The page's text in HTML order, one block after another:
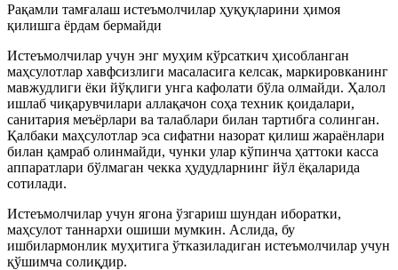
Рақамли тамғалаш истеъмолчилар ҳуқуқларини ҳимоя
қилишга ёрдам бермайди
Истеъмолчилар учун энг муҳим кўрсаткич ҳисобланган
маҳсулотлар хавфсизлиги масаласига келсак, маркировканинг
мавжудлиги ёки йўқлиги унга кафолати бўла олмайди. Ҳалол
ишлаб чиқарувчилари аллақачон соҳа техник қоидалари,
санитария меъёрлари ва талаблари билан тартибга солинган.
Қалбаки маҳсулотлар эса сифатни назорат қилиш жараёнлари
билан қамраб олинмайди, чунки улар кўпинча ҳаттоки касса
аппаратлари бўлмаган чекка ҳудудларнинг йўл ёқаларида
сотилади.
Истеъмолчилар учун ягона ўзгариш шундан иборатки,
маҳсулот таннархи ошиши мумкин. Аслида, бу
ишбилармонлик муҳитига ўтказиладиган истеъмолчилар учун
қўшимча солиқдир.